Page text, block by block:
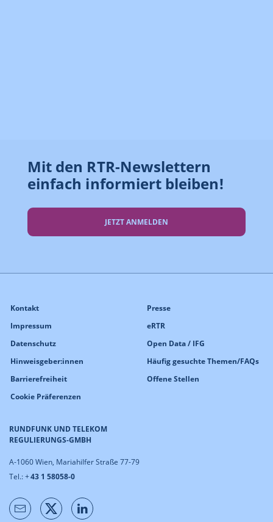
Mit den RTR-Newslettern
einfach informiert bleiben!
JETZT ANMELDEN
RUNDFUNK UND TELEKOM
REGULIERUNGS-GMBH
A-1060 Wien, Mariahilfer Straße 77-79
Tel.: +43 1 58058-0
Kontakt
Impressum
Datenschutz
Hinweisgeber:innen
Barrierefreiheit
Cookie Präferenzen
Presse
eRTR
Open Data / IFG
Häufig gesuchte Themen/FAQs
Offene Stellen